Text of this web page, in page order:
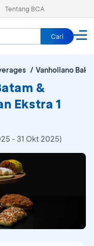
Tentang BCA
Cari
Vanhollano
&
Ekstra 1
- 31 Okt 2025)